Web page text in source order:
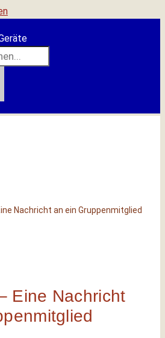
Nachricht an ein Gruppenmitglied
Eine Nachricht